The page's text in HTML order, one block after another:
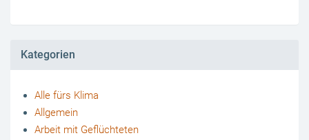
Kategorien
Alle fürs Klima
Allgemein
Arbeit mit Geflüchteten